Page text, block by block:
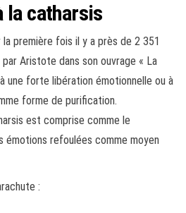
la catharsis
première fois il y a près de 2 351
Aristote dans son ouvrage « La
une forte libération émotionnelle ou à
forme de purification.
est comprise comme le
émotions refoulées comme moyen
: